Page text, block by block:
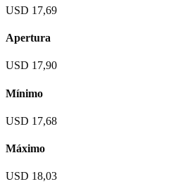
USD 17,69
Apertura
USD 17,90
Mínimo
USD 17,68
Máximo
USD 18,03